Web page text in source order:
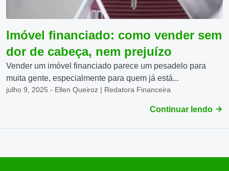
Imóvel financiado: como vender sem
dor de cabeça, nem prejuízo
Vender um imóvel financiado parece um pesadelo para
muita gente, especialmente para quem já está...
julho 9, 2025 - Ellen Queiroz | Redatora Financeira
Continuar lendo